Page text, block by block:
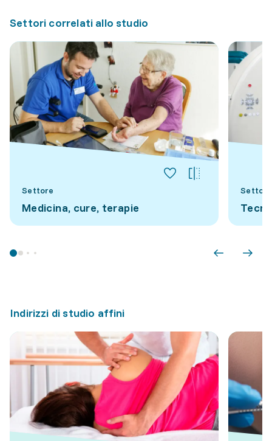
Settori correlati allo studio
Settore
Medicina, cure, terapie
Settore
Indirizzi di studio affini